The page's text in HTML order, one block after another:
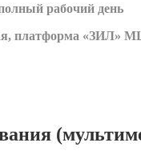
рабочий день
платформа «ЗИЛ»